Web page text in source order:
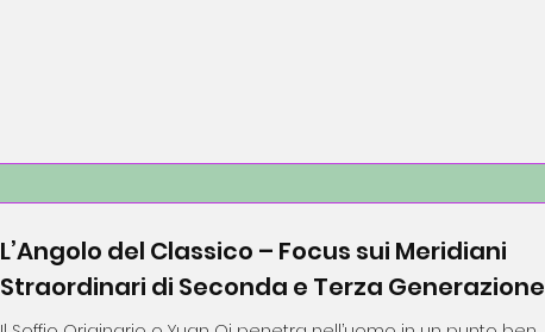
L’Angolo del Classico – Focus sui Meridiani
Straordinari di Seconda e Terza Generazione